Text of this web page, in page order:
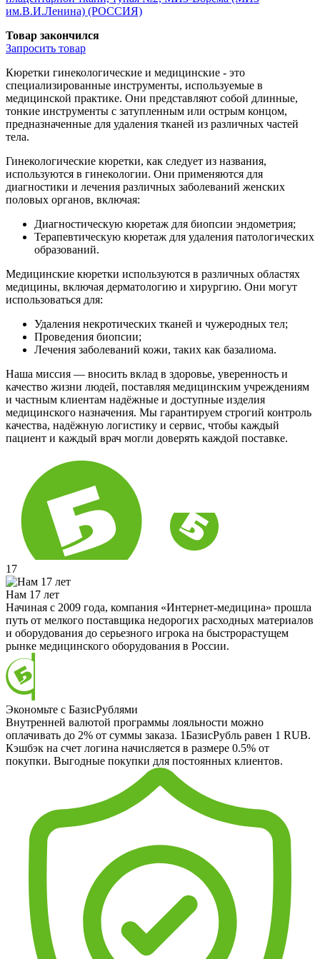
им.В.И.Ленина) (РОССИЯ)
Товар закончился
Запросить товар
Кюретки гинекологические и медицинские - это
специализированные инструменты, используемые в
медицинской практике. Они представляют собой длинные,
тонкие инструменты с затупленным или острым концом,
предназначенные для удаления тканей из различных частей
тела.
Гинекологические кюретки, как следует из названия,
используются в гинекологии. Они применяются для
диагностики и лечения различных заболеваний женских
половых органов, включая:
Диагностическую кюретаж для биопсии эндометрия;
Терапевтическую кюретаж для удаления патологических
образований.
Медицинские кюретки используются в различных областях
медицины, включая дерматологию и хирургию. Они могут
использоваться для:
Удаления некротических тканей и чужеродных тел;
Проведения биопсии;
Лечения заболеваний кожи, таких как базалиома.
Наша миссия — вносить вклад в здоровье, уверенность и
качество жизни людей, поставляя медицинским учреждениям
и частным клиентам надёжные и доступные изделия
медицинского назначения. Мы гарантируем строгий контроль
качества, надёжную логистику и сервис, чтобы каждый
пациент и каждый врач могли доверять каждой поставке.
17
Нам 17 лет
Начиная с 2009 года, компания «Интернет-медицина» прошла
путь от мелкого поставщика недорогих расходных материалов
и оборудования до серьезного игрока на быстрорастущем
рынке медицинского оборудования в России.
Экономьте с БазисРублями
Внутренней валютой программы лояльности можно
оплачивать до 2% от суммы заказа. 1БазисРубль равен 1 RUB.
Кэшбэк на счет логина начисляется в размере 0.5% от
покупки. Выгодные покупки для постоянных клиентов.